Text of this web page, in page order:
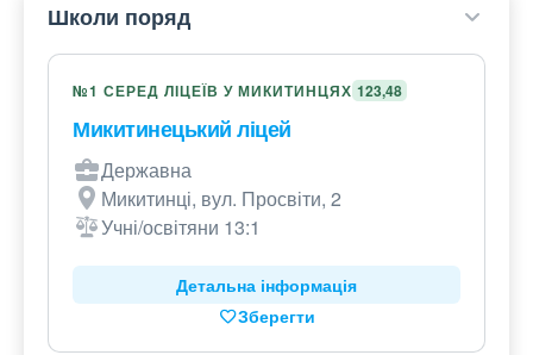
Школи поряд
№1 СЕРЕД ЛІЦЕЇВ У МИКИТИНЦЯХ 123,48
Микитинецький ліцей
Державна
Микитинці, вул. Просвіти, 2
Учні/освітяни 13:1
Детальна інформація
Зберегти